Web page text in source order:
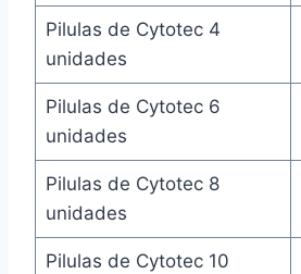
Pilulas de Cytotec 4
unidades
Pilulas de Cytotec 6
unidades
Pilulas de Cytotec 8
unidades
Pilulas de Cytotec 10